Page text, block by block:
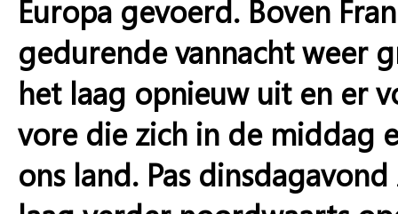
Europa gevoerd. Boven
gedurende vannacht weer
het laag opnieuw uit en er
vore die zich in de middag
ons land. Pas